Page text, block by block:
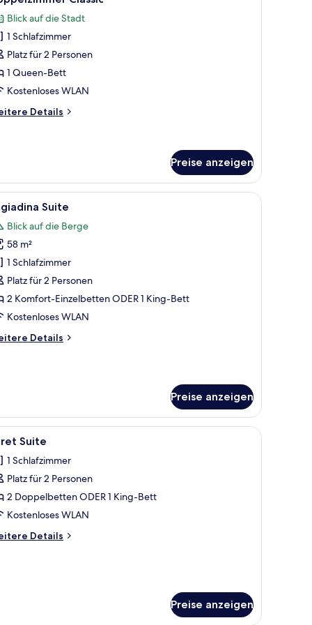
Blick auf die Stadt
1 Schlafzimmer
Platz für 2 Personen
1 Queen-Bett
Kostenloses WLAN
Details
Preise anzeigen
Bett, Schreibtisch und Esstisch.Ein Hotelzimmer mit einem großen Bett,
6 Suite
Blick auf die Berge
58 m²
1 Schlafzimmer
Platz für 2 Personen
2 Komfort-Einzelbetten ODER 1 King-Bett
Kostenloses WLAN
Details
Preise anzeigen
Flachbildfernseher.
Bett, einer hölzernen Bank und einem Deckenventilator.
Ein Hotelzimmer mit einem großen Bett,
5 Suite
1 Schlafzimmer
Platz für 2 Personen
2 Doppelbetten ODER 1 King-Bett
Kostenloses WLAN
Details
Preise anzeigen